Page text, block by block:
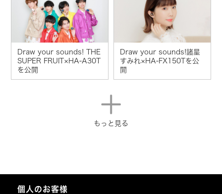
Draw your sounds! THE
SUPER FRUIT×HA-A30T
を公開
Draw your sounds!諸星
すみれ×HA-FX150Tを公
開
もっと見る
個人のお客様